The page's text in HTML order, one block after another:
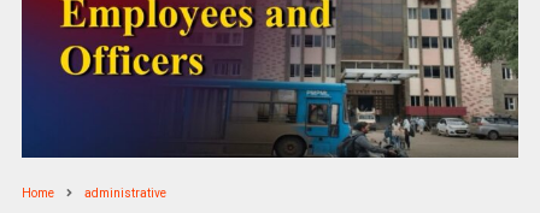
Home administrative